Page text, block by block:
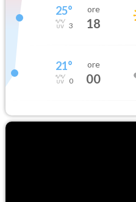
25°
3
ore
18
21°
0
ore
00